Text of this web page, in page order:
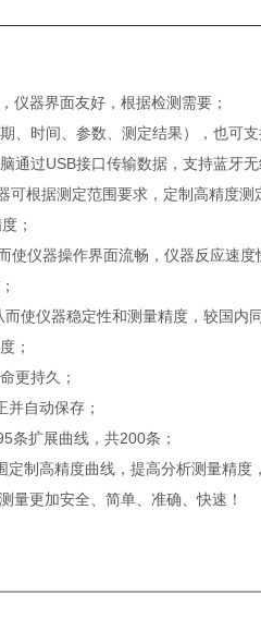
仪器界面友好，根据检测需要；
、时间、参数、测定结果），也可
通过USB接口传输数据，支持蓝牙无
可根据测定范围要求，定制高精度
；
使仪器操作界面流畅，仪器反应速
使仪器稳定性和测量精度，较国内
；
更持久；
自动保存；
条扩展曲线，共200条；
制高精度曲线，提高分析测量精度
量更加安全、简单、准确、快速！